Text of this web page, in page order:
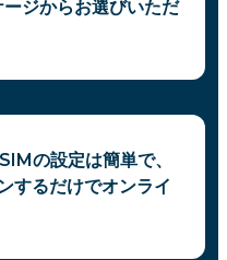
ジからお選びいただ
の設定は簡単で、
するだけでオンライ